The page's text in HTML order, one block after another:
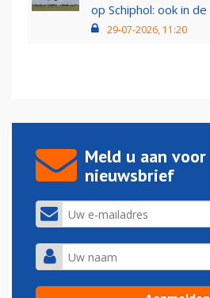
op Schiphol: ook in
29-07-2026, 11:20
Meld u aan voor
nieuwsbrief